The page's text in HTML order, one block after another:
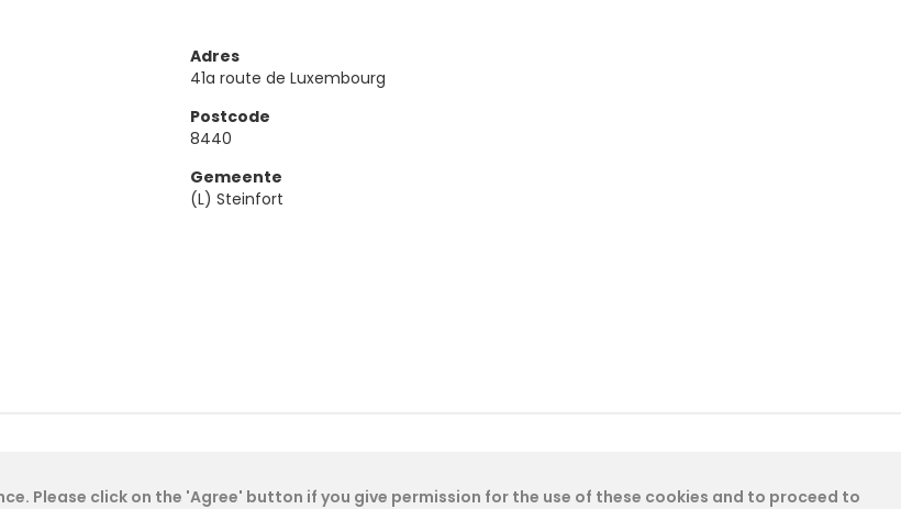
Adres
41a route de Luxembourg
Postcode
8440
Gemeente
(L) Steinfort
Please click on the 'Agree' button if you give permission for the use of these cookies and to proceed to